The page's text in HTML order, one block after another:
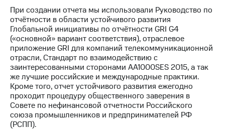
Порядок
выкупа
акций
Дивиденды
Рынок
облигаций
Описание
Еврооблигации-2023
Уведомление
о
погашении
При создании отчета мы использовали Руководство по
отчётности в области устойчивого развития
Глобальной инициативы по отчётности GRI G4
(«основной» вариант соответствия), отраслевое
приложение GRI для компаний телекоммуникационной
отрасли, Стандарт по взаимодействию с
заинтересованными сторонами AA1000SES 2015, а так
же лучшие российские и международные практики.
Кроме того, отчет устойчивого развития ежегодно
проходит процедуру общественного заверения в
Совете по нефинансовой отчетности Российского
союза промышленников и предпринимателей РФ
(РСПП).